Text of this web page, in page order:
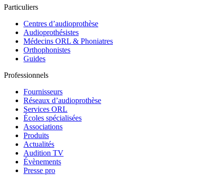
Particuliers
Centres d’audioprothèse
Audioprothésistes
Médecins ORL & Phoniatres
Orthophonistes
Guides
Professionnels
Fournisseurs
Réseaux d’audioprothèse
Services ORL
Écoles spécialisées
Associations
Produits
Actualités
Audition TV
Évènements
Presse pro